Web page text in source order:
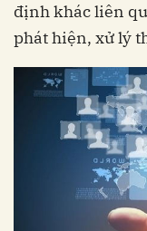
định khác liên
phát hiện, xử lý